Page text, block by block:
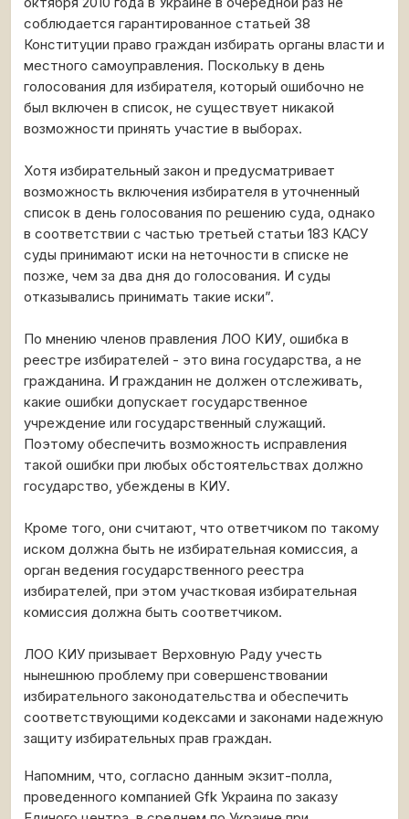
соблюдается гарантированное статьей 38
Конституции право граждан избирать органы власти и
местного самоуправления. Поскольку в день
голосования для избирателя, который ошибочно не
был включен в список, не существует никакой
возможности принять участие в выборах.
Хотя избирательный закон и предусматривает
возможность включения избирателя в уточненный
список в день голосования по решению суда, однако
в соответствии с частью третьей статьи 183 КАСУ
суды принимают иски на неточности в списке не
позже, чем за два дня до голосования. И суды
отказывались принимать такие иски”.
По мнению членов правления ЛОО КИУ, ошибка в
реестре избирателей - это вина государства, а не
гражданина. И гражданин не должен отслеживать,
какие ошибки допускает государственное
учреждение или государственный служащий.
Поэтому обеспечить возможность исправления
такой ошибки при любых обстоятельствах должно
государство, убеждены в КИУ.
Кроме того, они считают, что ответчиком по такому
иском должна быть не избирательная комиссия, а
орган ведения государственного реестра
избирателей, при этом участковая избирательная
комиссия должна быть соответчиком.
ЛОО КИУ призывает Верховную Раду учесть
нынешнюю проблему при совершенствовании
избирательного законодательства и обеспечить
соответствующими кодексами и законами надежную
защиту избирательных прав граждан.
Напомним, что, согласно данным экзит-полла,
проведенного компанией Gfk Украина по заказу